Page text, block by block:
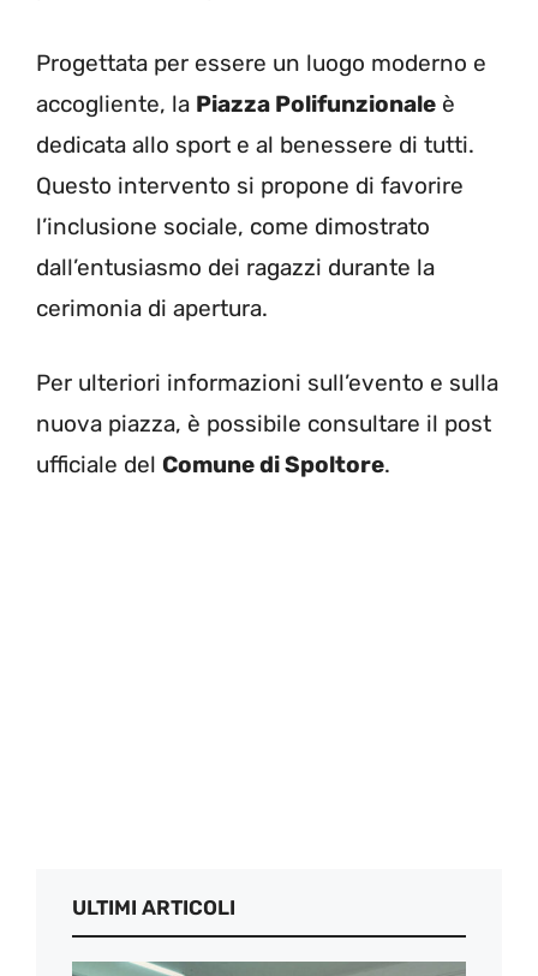
Progettata per essere un luogo moderno e
accogliente, la Piazza Polifunzionale è
dedicata allo sport e al benessere di tutti.
Questo intervento si propone di favorire
l’inclusione sociale, come dimostrato
dall’entusiasmo dei ragazzi durante la
cerimonia di apertura.
Per ulteriori informazioni sull’evento e sulla
nuova piazza, è possibile consultare il post
ufficiale del Comune di Spoltore.
ULTIMI ARTICOLI